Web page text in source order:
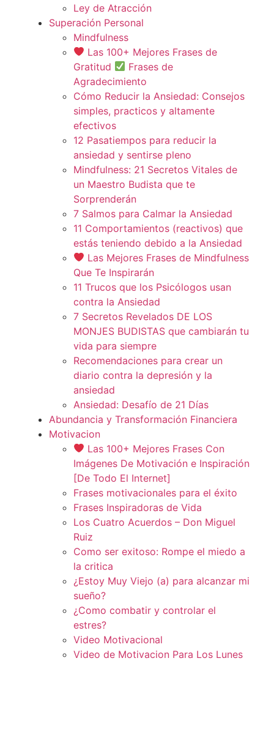
Ley de Atracción
Superación Personal
Mindfulness
Las 100+ Mejores Frases de
Gratitud
Frases de
Agradecimiento
Cómo Reducir la Ansiedad: Consejos
simples, practicos y altamente
efectivos
12 Pasatiempos para reducir la
ansiedad y sentirse pleno
Mindfulness: 21 Secretos Vitales de
un Maestro Budista que te
Sorprenderán
7 Salmos para Calmar la Ansiedad
11 Comportamientos (reactivos) que
estás teniendo debido a la Ansiedad
Las Mejores Frases de Mindfulness
Que Te Inspirarán
11 Trucos que los Psicólogos usan
contra la Ansiedad
7 Secretos Revelados DE LOS
MONJES BUDISTAS que cambiarán tu
vida para siempre
Recomendaciones para crear un
diario contra la depresión y la
ansiedad
Ansiedad: Desafío de 21 Días
Abundancia y Transformación Financiera
Motivacion
Las 100+ Mejores Frases Con
Imágenes De Motivación e Inspiración
[De Todo El Internet]
Frases motivacionales para el éxito
Frases Inspiradoras de Vida
Los Cuatro Acuerdos – Don Miguel
Ruiz
Como ser exitoso: Rompe el miedo a
la critica
¿Estoy Muy Viejo (a) para alcanzar mi
sueño?
¿Como combatir y controlar el
estres?
Video Motivacional
Video de Motivacion Para Los Lunes